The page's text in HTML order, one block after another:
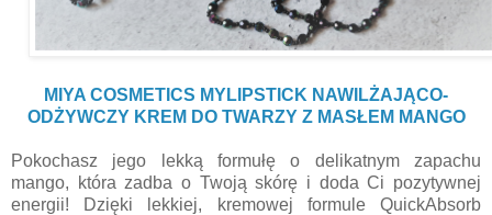
MIYA COSMETICS MYLIPSTICK NAWILŻAJĄCO-
ODŻYWCZY KREM DO TWARZY Z MASŁEM MANGO
Pokochasz jego lekką formułę o delikatnym zapachu
mango, która zadba o Twoją skórę i doda Ci pozytywnej
energii! Dzięki lekkiej, kremowej formule QuickAbsorb